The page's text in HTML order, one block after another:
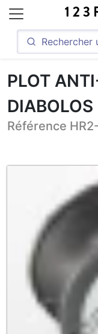
PLOT
DIABOLOS
Référence